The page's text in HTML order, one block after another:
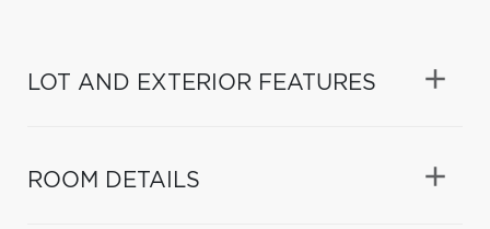
LOT AND EXTERIOR FEATURES
ROOM DETAILS